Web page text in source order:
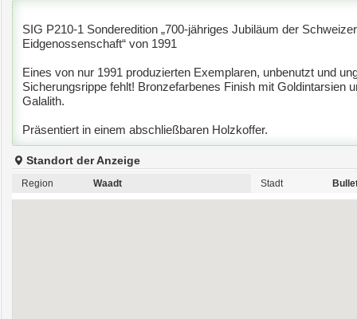
SIG P210-1 Sonderedition „700-jähriges Jubiläum der
Eidgenossenschaft“ von 1991
Eines von nur 1991 produzierten Exemplaren, unbenutzt und
Sicherungsrippe fehlt! Bronzefarbenes Finish mit Goldintarsien
Galalith.
Präsentiert in einem abschließbaren Holzkoffer.
Standort der Anzeige
Region Waadt Stadt